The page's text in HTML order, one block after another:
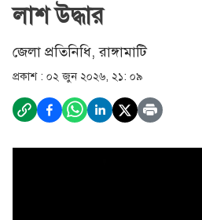
লাশ উদ্ধার
জেলা প্রতিনিধি, রাঙ্গামাটি
প্রকাশ : ০২ জুন ২০২৬, ২১: ০৯